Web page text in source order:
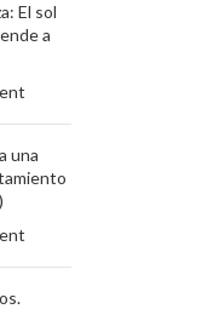
El sol
a
una